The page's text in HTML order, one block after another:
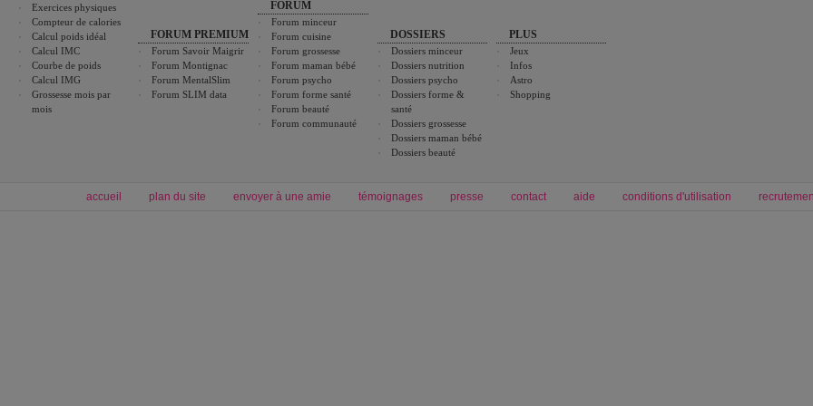
Exercices physiques
Compteur de calories
Calcul poids idéal
Calcul IMC
Courbe de poids
Calcul IMG
Grossesse mois par
mois
FORUM PREMIUM
Forum Savoir Maigrir
Forum Montignac
Forum MentalSlim
Forum SLIM data
FORUM
Forum minceur
Forum cuisine
Forum grossesse
Forum maman bébé
Forum psycho
Forum forme santé
Forum beauté
Forum communauté
DOSSIERS
Dossiers minceur
Dossiers nutrition
Dossiers psycho
Dossiers forme &
santé
Dossiers grossesse
Dossiers maman bébé
Dossiers beauté
PLUS
Jeux
Infos
Astro
Shopping
accueil plan du site envoyer à une amie témoignages presse contact aide conditions d'utilisation